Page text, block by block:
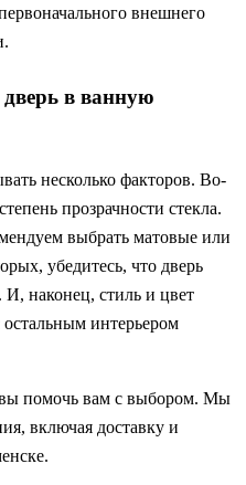
внешнего
в ванную
несколько факторов. Во-
прозрачности стекла.
выбрать матовые или
убедитесь, что дверь
наконец, стиль и цвет
интерьером
помочь вам с выбором. Мы
включая доставку и